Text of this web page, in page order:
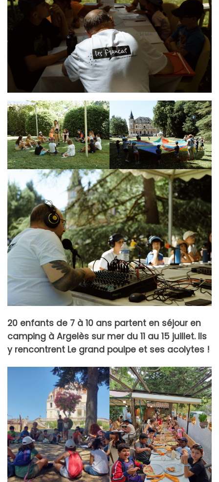
20 enfants de 7 à 10 ans partent en séjour en
camping à Argelès sur mer du 11 au 15 juillet. Ils
y rencontrent Le grand poulpe et ses acolytes !